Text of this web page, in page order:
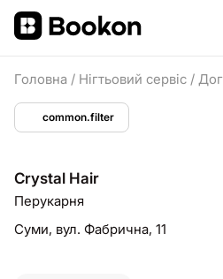
Головна / Нігтьовий сервіс /
common.filter
Сrystal Hair
Перукарня
Суми, вул. Фабрична, 11